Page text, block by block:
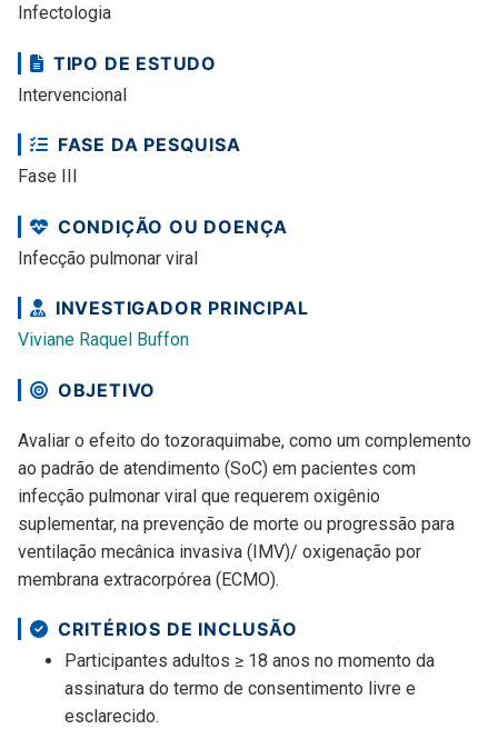
Infectologia
TIPO DE ESTUDO
Intervencional
FASE DA PESQUISA
Fase III
CONDIÇÃO OU DOENÇA
Infecção pulmonar viral
INVESTIGADOR PRINCIPAL
Viviane Raquel Buffon
OBJETIVO
Avaliar o efeito do tozoraquimabe, como um complemento
ao padrão de atendimento (SoC) em pacientes com
infecção pulmonar viral que requerem oxigênio
suplementar, na prevenção de morte ou progressão para
ventilação mecânica invasiva (IMV)/ oxigenação por
membrana extracorpórea (ECMO).
CRITÉRIOS DE INCLUSÃO
Participantes adultos ≥ 18 anos no momento da
assinatura do termo de consentimento livre e
esclarecido.